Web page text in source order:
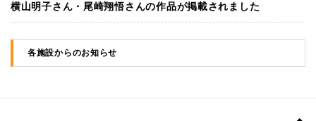
横山明子さん・尾崎翔悟さんの作品が掲載されました
各施設からのお知らせ